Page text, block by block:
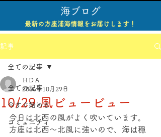
海ブログ
最新の方座浦海情報をお届けします！
記事
全ての記事
今すぐ始める
コミュニティ
全ての記事
10/29 風ビュービュー
ＨＤＡ
2016年10月29日
今日は北西の風がよく吹いています。
方座は北西～北風に強いので、海は穏